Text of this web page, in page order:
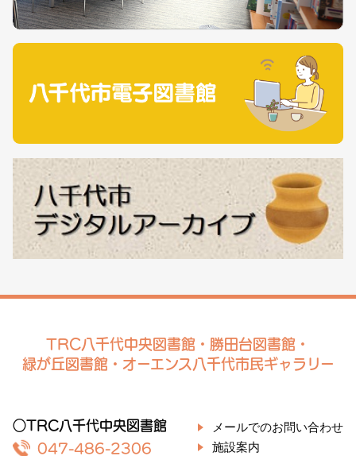
TRC八千代中央図書館・勝田台図書館・
緑が丘図書館・オーエンス八千代市民ギャラリー
○TRC八千代中央図書館
047-486-2306
メールでのお問い合わせ
施設案内